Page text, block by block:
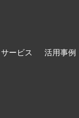
サービス 活用事例